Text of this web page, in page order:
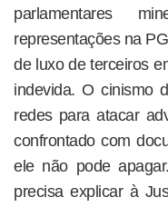
parlamentares
representações na
de luxo de terceiros
indevida. O cinismo
redes para atacar
confrontado com
ele não pode
precisa explicar à